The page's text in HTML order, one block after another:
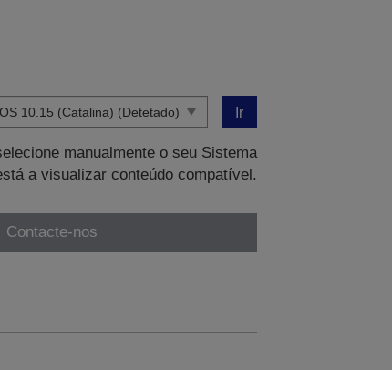
Ir
manualmente o seu Sistema
a visualizar conteúdo compatível.
Contacte-nos